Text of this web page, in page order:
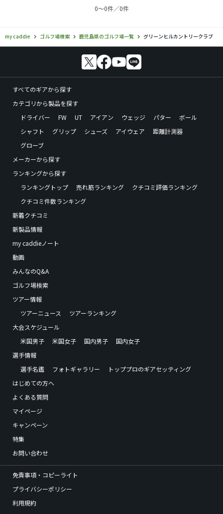
0〜0件／0件
my caddie ゴルフ場検索 鹿児島県のゴルフ場一覧 グリーンヒルカントリークラブ
すべてのギアから探す
カテゴリから製品を探す
ドライバー
FW UT アイアン ウェッジ パター
ボール
シャフト
グリップ シューズ アイウェア
距離計測器
グローブ
メーカーから探す
ランキングから探す
ランキングトップ
売れ筋ランキング
クチコミ評価ランキング
クチコミ件数ランキング
新着クチコミ
新製品情報
my caddieノート
動画
みんなのQ&A
ゴルフ場検索
ツアー情報
ツアーニュース
ツアーランキング
大会スケジュール
米国男子
米国女子 国内男子
国内女子
選手情報
選手名鑑
フォトギャラリー
トッププロのギアセッティング
はじめての方へ
よくある質問
マイページ
キャンペーン
特集
お問い合わせ
免責事項・コピーライト
プライバシーポリシー
利用規約